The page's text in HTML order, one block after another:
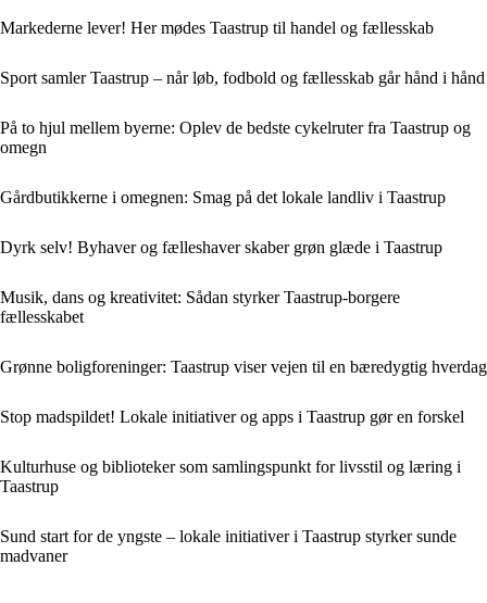
Markederne lever! Her mødes Taastrup til handel og fællesskab
Sport samler Taastrup – når løb, fodbold og fællesskab går hånd i hånd
På to hjul mellem byerne: Oplev de bedste cykelruter fra Taastrup og
omegn
Gårdbutikkerne i omegnen: Smag på det lokale landliv i Taastrup
Dyrk selv! Byhaver og fælleshaver skaber grøn glæde i Taastrup
Musik, dans og kreativitet: Sådan styrker Taastrup-borgere
fællesskabet
Grønne boligforeninger: Taastrup viser vejen til en bæredygtig hverdag
Stop madspildet! Lokale initiativer og apps i Taastrup gør en forskel
Kulturhuse og biblioteker som samlingspunkt for livsstil og læring i
Taastrup
Sund start for de yngste – lokale initiativer i Taastrup styrker sunde
madvaner